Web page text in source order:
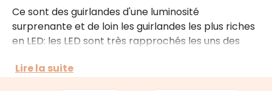
Ce sont des guirlandes d'une luminosité
surprenante et de loin les guirlandes les plus riches
en LED: les LED sont très rapprochés les uns des
directions ce qui donne un effet ruban pour un
Lire la suite